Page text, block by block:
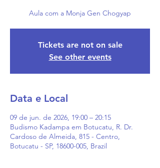
Aula com a Monja Gen Chogyap
Tickets are not on sale
See other events
Data e Local
09 de jun. de 2026, 19:00 – 20:15
Budismo Kadampa em Botucatu, R. Dr.
Cardoso de Almeida, 815 - Centro,
Botucatu - SP, 18600-005, Brazil